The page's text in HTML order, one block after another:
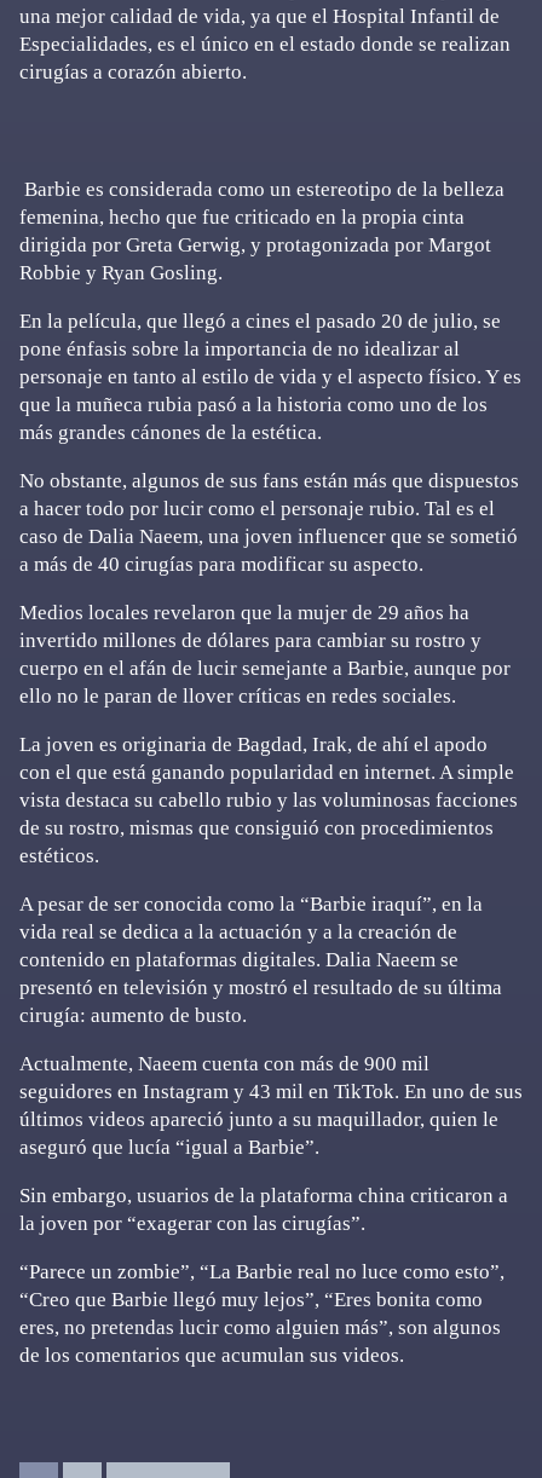
una mejor calidad de vida, ya que el Hospital Infantil de
Especialidades, es el único en el estado donde se realizan
cirugías a corazón abierto.
Barbie es considerada como un estereotipo de la belleza
femenina, hecho que fue criticado en la propia cinta
dirigida por Greta Gerwig, y protagonizada por Margot
Robbie y Ryan Gosling.
En la película, que llegó a cines el pasado 20 de julio, se
pone énfasis sobre la importancia de no idealizar al
personaje en tanto al estilo de vida y el aspecto físico. Y es
que la muñeca rubia pasó a la historia como uno de los
más grandes cánones de la estética.
No obstante, algunos de sus fans están más que dispuestos
a hacer todo por lucir como el personaje rubio. Tal es el
caso de Dalia Naeem, una joven influencer que se sometió
a más de 40 cirugías para modificar su aspecto.
Medios locales revelaron que la mujer de 29 años ha
invertido millones de dólares para cambiar su rostro y
cuerpo en el afán de lucir semejante a Barbie, aunque por
ello no le paran de llover críticas en redes sociales.
La joven es originaria de Bagdad, Irak, de ahí el apodo
con el que está ganando popularidad en internet. A simple
vista destaca su cabello rubio y las voluminosas facciones
de su rostro, mismas que consiguió con procedimientos
estéticos.
A pesar de ser conocida como la “Barbie iraquí”, en la
vida real se dedica a la actuación y a la creación de
contenido en plataformas digitales. Dalia Naeem se
presentó en televisión y mostró el resultado de su última
cirugía: aumento de busto.
Actualmente, Naeem cuenta con más de 900 mil
seguidores en Instagram y 43 mil en TikTok. En uno de sus
últimos videos apareció junto a su maquillador, quien le
aseguró que lucía “igual a Barbie”.
Sin embargo, usuarios de la plataforma china criticaron a
la joven por “exagerar con las cirugías”.
“Parece un zombie”, “La Barbie real no luce como esto”,
“Creo que Barbie llegó muy lejos”, “Eres bonita como
eres, no pretendas lucir como alguien más”, son algunos
de los comentarios que acumulan sus videos.